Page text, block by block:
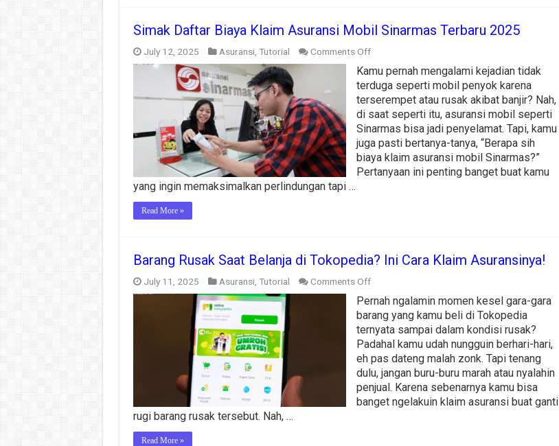
Simak Daftar Biaya Klaim Asuransi Mobil Sinarmas Terbaru 2025
July 12, 2025 Asuransi, Tutorial Comments Offon
Daftar
Biaya
Klaim
Asuransi
Mobil
Sinarmas
Terbaru
2025
Kamu pernah mengalami kejadian tidak
terduga seperti mobil penyok karena
terserempet atau rusak akibat banjir? Nah,
di saat seperti itu, asuransi mobil seperti
Sinarmas bisa jadi penyelamat. Tapi, kamu
juga pasti bertanya-tanya, “Berapa sih
biaya klaim asuransi mobil Sinarmas?”
Pertanyaan ini penting banget buat kamu
yang ingin memaksimalkan perlindungan tapi …
Read More »
Barang Rusak Saat Belanja di Tokopedia? Ini Cara Klaim Asuransinya!
July 11, 2025 Asuransi, Tutorial Comments Offon
Rusak
Saat
Belanja
di
Tokopedia?
Ini
Cara
Klaim
Asuransinya!
Pernah ngalamin momen kesel gara-gara
barang yang kamu beli di Tokopedia
ternyata sampai dalam kondisi rusak?
Padahal kamu udah nungguin berhari-hari,
eh pas dateng malah zonk. Tapi tenang
dulu, jangan buru-buru marah atau nyalahin
penjual. Karena sebenarnya kamu bisa
banget ngelakuin klaim asuransi buat ganti
rugi barang rusak tersebut. Nah, …
Read More »